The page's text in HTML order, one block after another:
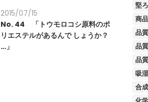
2015/07/15
No. 44 「トウモロコシ原料のポ
リエステルがあるんで しょうか？
…」
堅
商
品
品
品
吸
合